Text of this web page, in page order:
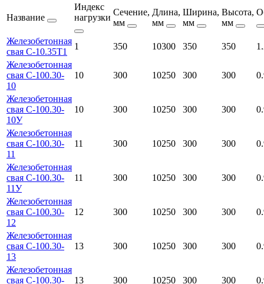
Название
Индекс
нагрузки
Сечение,
мм
Длина,
мм
Ширина,
мм
Высота,
мм
Железобетонная
свая С-10.35Т1
1 350 10300 350 350
Железобетонная
свая С-100.30-
10
10 300 10250 300 300
Железобетонная
свая С-100.30-
10У
10 300 10250 300 300
Железобетонная
свая С-100.30-
11
11 300 10250 300 300
Железобетонная
свая С-100.30-
11У
11 300 10250 300 300
Железобетонная
свая С-100.30-
12
12 300 10250 300 300
Железобетонная
свая С-100.30-
13
13 300 10250 300 300
Железобетонная
свая С-100.30-
13 300 10250 300 300